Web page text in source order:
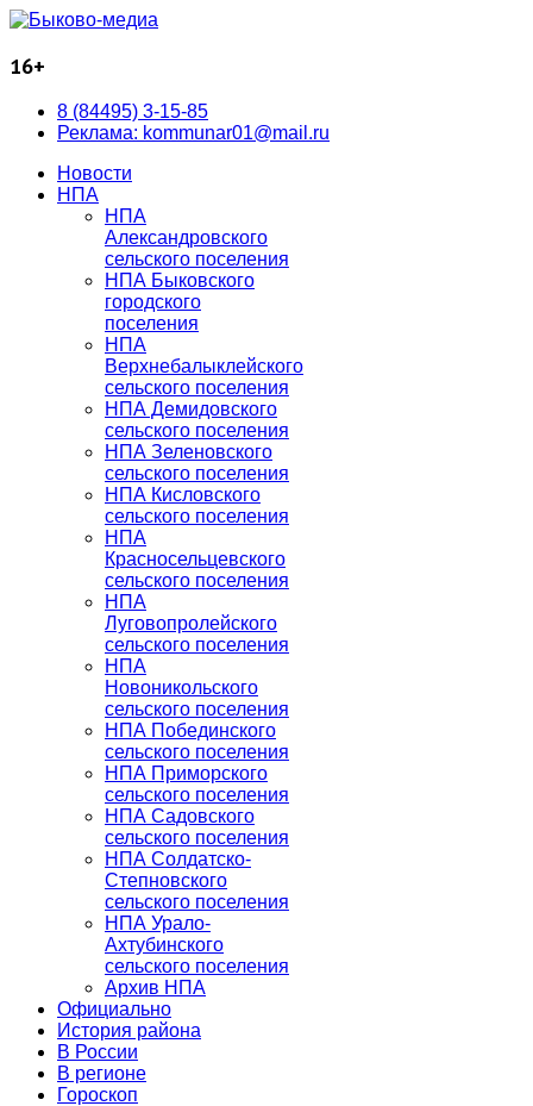
16+
8 (84495) 3-15-85
Реклама: kommunar01@mail.ru
Новости
НПА
НПА
Александровского
сельского поселения
НПА Быковского
городского
поселения
НПА
Верхнебалыклейского
сельского поселения
НПА Демидовского
сельского поселения
НПА Зеленовского
сельского поселения
НПА Кисловского
сельского поселения
НПА
Красносельцевского
сельского поселения
НПА
Луговопролейского
сельского поселения
НПА
Новоникольского
сельского поселения
НПА Побединского
сельского поселения
НПА Приморского
сельского поселения
НПА Садовского
сельского поселения
НПА Солдатско-
Степновского
сельского поселения
НПА Урало-
Ахтубинского
сельского поселения
Архив НПА
Официально
История района
В России
В регионе
Гороскоп